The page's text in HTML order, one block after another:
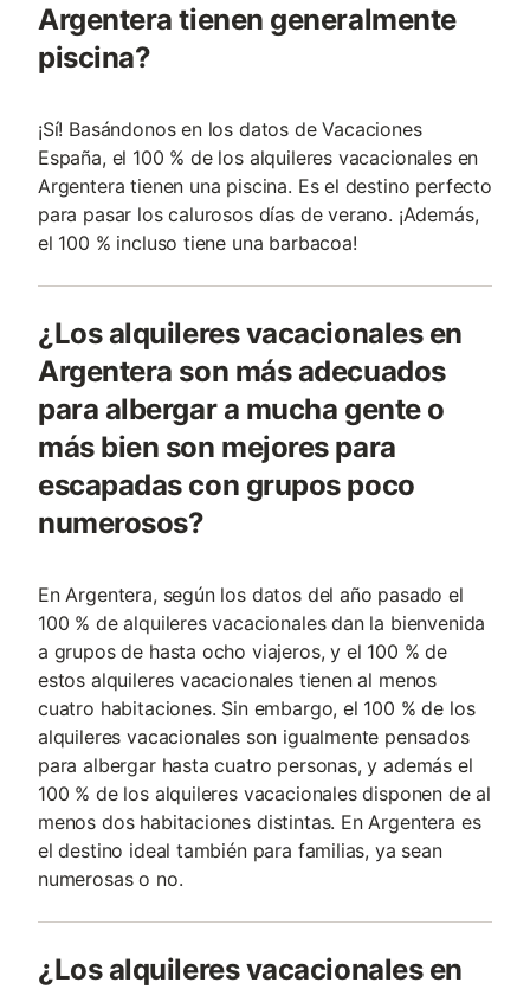
Argentera tienen generalmente
piscina?
¡Sí! Basándonos en los datos de Vacaciones
España, el 100 % de los alquileres vacacionales en
Argentera tienen una piscina. Es el destino perfecto
para pasar los calurosos días de verano. ¡Además,
el 100 % incluso tiene una barbacoa!
¿Los alquileres vacacionales en
Argentera son más adecuados
para albergar a mucha gente o
más bien son mejores para
escapadas con grupos poco
numerosos?
En Argentera, según los datos del año pasado el
100 % de alquileres vacacionales dan la bienvenida
a grupos de hasta ocho viajeros, y el 100 % de
estos alquileres vacacionales tienen al menos
cuatro habitaciones. Sin embargo, el 100 % de los
alquileres vacacionales son igualmente pensados
para albergar hasta cuatro personas, y además el
100 % de los alquileres vacacionales disponen de al
menos dos habitaciones distintas. En Argentera es
el destino ideal también para familias, ya sean
numerosas o no.
¿Los alquileres vacacionales en